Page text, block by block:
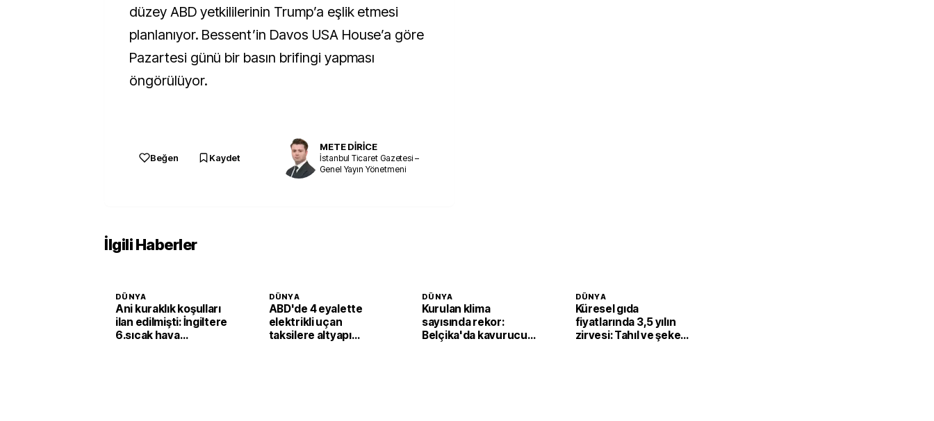
düzey ABD yetkililerinin Trump’a eşlik etmesi
planlanıyor. Bessent’in Davos USA House’a göre
Pazartesi günü bir basın brifingi yapması
öngörülüyor.
Beğen Kaydet
METE DİRİCE
İstanbul Ticaret Gazetesi –
Genel Yayın Yönetmeni
İlgili Haberler
DÜNYA
Ani kuraklık koşulları
ilan edilmişti: İngiltere
6.sıcak hava
DÜNYA
ABD'de 4 eyalette
elektrikli uçan
taksilere altyapı
DÜNYA
Kurulan klima
sayısında rekor:
Belçika'da kavurucu
DÜNYA
Küresel gıda
fiyatlarında 3,5 yılın
zirvesi: Tahıl ve şeker